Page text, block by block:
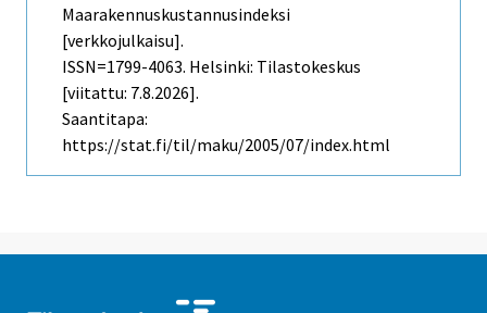
Maarakennuskustannusindeksi
[verkkojulkaisu].
ISSN=1799-4063. Helsinki: Tilastokeskus
[viitattu: 7.8.2026].
Saantitapa:
https://stat.fi/til/maku/2005/07/index.html